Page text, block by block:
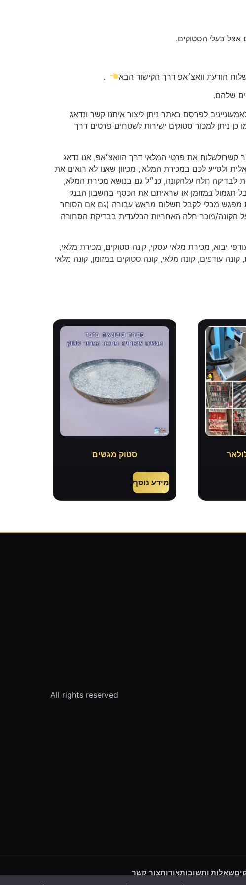
אצל בעלי הסטוקים.
הודעת וואצ׳אפ דרך הקישור הבא
.
שלהם.
לפרסם באתר ניתן ליצור איתנו קשר ונדאג
ניתן למכור סטוקים ישירות לשטחים פרטים דרך
קשרולשלוח את פרטי המלאי דרך הוואצ׳אפ, אנו נדאג
ולסייע לכם במכירת המלאי, מכיוון שאנו לא רואים את
לבדיקה חלה עלהקונה, כנ״ל גם בנושא מכירת המלא,
תגמול במזומן או שראיתם את הכסף בחשבון הבנק
מפגש מבלי לקבל תשלום מראש עבורה (גם אם הסוחר
הקונה/מוכר חלה האחריות הבלעדית בבדיקת הסחורה
יבוא, מכירת מלאי עסקי, קונה סטוקים, מכירת מלאי,
עודפים, קונה מלאי, קונה סטוקים במזומן, קונה מלאי
סטוק מגשים
מידע נוסף
All rights reserved
שאלות ותשובותאודותצור קשר